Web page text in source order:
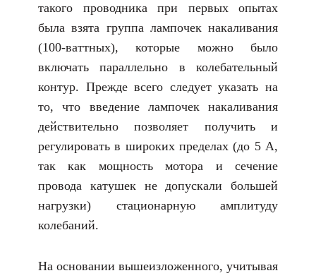
такого проводника при первых опытах
была взята группа лампочек накаливания
(100-ваттных), которые можно было
включать параллельно в колебательный
контур. Прежде всего следует указать на
то, что введение лампочек накаливания
действительно позволяет получить и
регулировать в широких пределах (до 5 А,
так как мощность мотора и сечение
провода катушек не допускали большей
нагрузки) стационарную амплитуду
колебаний.
На основании вышеизложенного, учитывая